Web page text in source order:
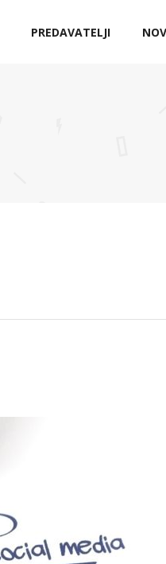
PREDAVATELJI